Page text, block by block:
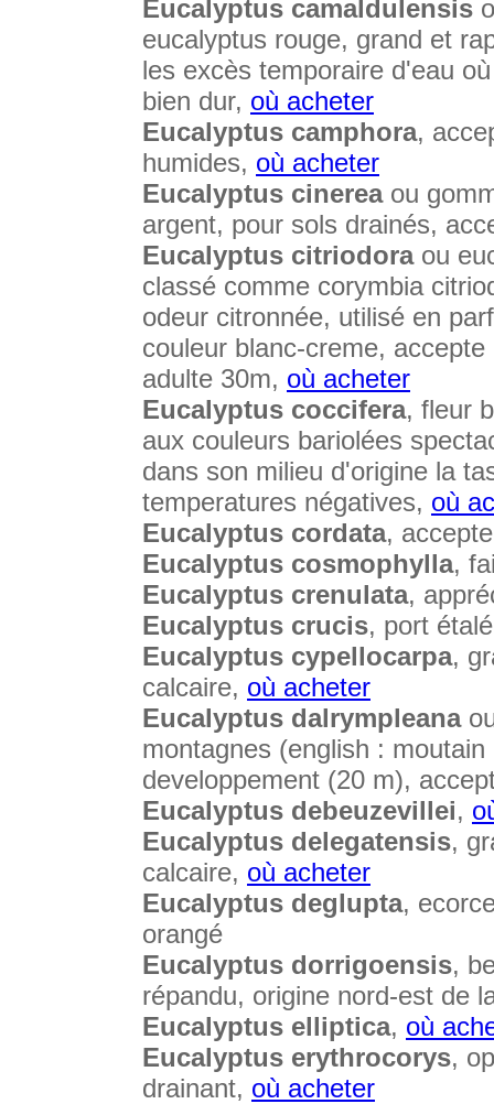
Eucalyptus camaldulensis
eucalyptus rouge, grand et
les excès temporaire d'eau
bien dur, où acheter
Eucalyptus camphora,
humides, où acheter
Eucalyptus cinereaou
argent, pour sols drainés,
Eucalyptus citriodoraou
classé comme corymbia
odeur citronnée, utilisé en
couleur blanc-creme,
adulte 30m, où acheter
Eucalyptus coccifera, fleur
aux couleurs bariolées
dans son milieu d'origine la
temperatures négatives, où
Eucalyptus cordata,
Eucalyptus cosmophylla,
Eucalyptus crenulata,
Eucalyptus crucis, port
Eucalyptus cypellocarpa,
calcaire, où acheter
Eucalyptus dalrympleana
montagnes (english :
developpement (20 m),
Eucalyptus debeuzevillei,
Eucalyptus delegatensis,
calcaire, où acheter
Eucalyptus deglupta,
orangé
Eucalyptus dorrigoensis,
répandu, origine nord-est de
Eucalyptus elliptica, où
Eucalyptus erythrocorys,
drainant, où acheter